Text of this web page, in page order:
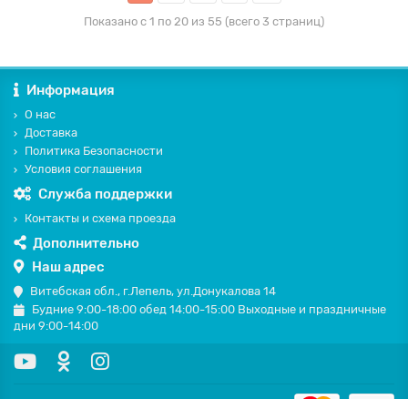
Показано с 1 по 20 из 55 (всего 3 страниц)
Информация
О нас
Доставка
Политика Безопасности
Условия соглашения
Служба поддержки
Контакты и схема проезда
Дополнительно
Наш адрес
Витебская обл., г.Лепель, ул.Донукалова 14
Будние 9:00-18:00 обед 14:00-15:00 Выходные и праздничные
дни 9:00-14:00